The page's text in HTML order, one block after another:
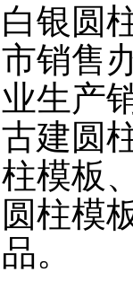
白银 圆
市销售
业生产
古建圆
柱模板
圆柱模
品。